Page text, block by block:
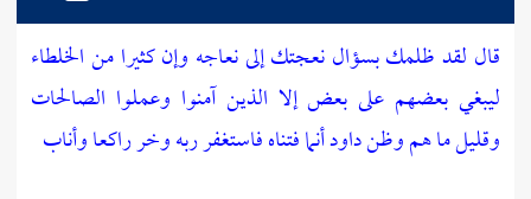
قال لقد ظلمك بسؤال نعجتك إلى نعاجه وإن كثيرا من الخلطاء
ليبغي بعضهم على بعض إلا الذين آمنوا وعملوا الصالحات
وقليل ما هم وظن داود أنما فتناه فاستغفر ربه وخر راكعا وأناب